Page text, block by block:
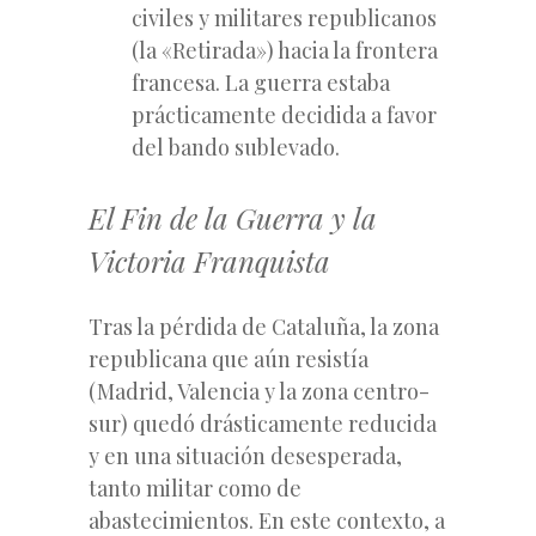
civiles y militares republicanos
(la «Retirada») hacia la frontera
francesa. La guerra estaba
prácticamente decidida a favor
del bando sublevado.
El Fin de la Guerra y la
Victoria Franquista
Tras la pérdida de Cataluña, la zona
republicana que aún resistía
(Madrid, Valencia y la zona centro-
sur) quedó drásticamente reducida
y en una situación desesperada,
tanto militar como de
abastecimientos. En este contexto, a